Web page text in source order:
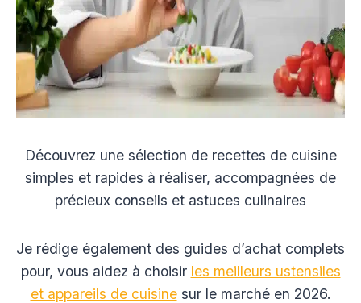
Découvrez une sélection de recettes de cuisine
simples et rapides à réaliser, accompagnées de
précieux conseils et astuces culinaires
Je rédige également des guides d’achat complets
pour, vous aidez à choisir les meilleurs ustensiles
et appareils de cuisinesur le marché en 2026.